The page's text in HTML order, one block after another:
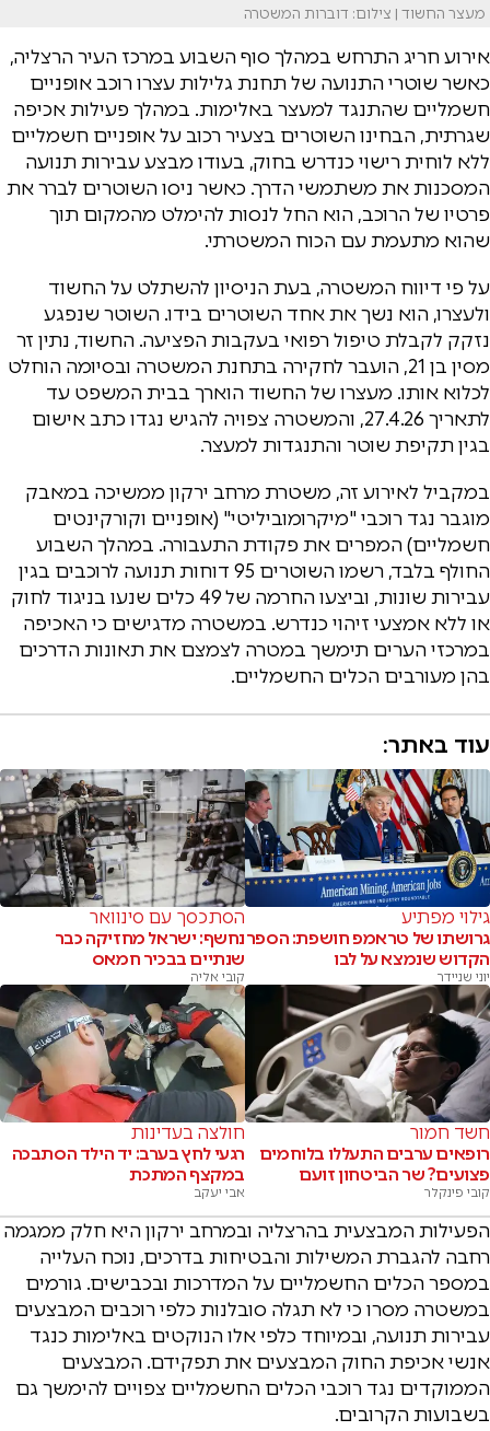
מעצר החשוד | צילום: דוברות המשטרה
אירוע חריג התרחש במהלך סוף השבוע במרכז העיר הרצליה,
כאשר שוטרי התנועה של תחנת גלילות עצרו רוכב אופניים
חשמליים שהתנגד למעצר באלימות. במהלך פעילות אכיפה
שגרתית, הבחינו השוטרים בצעיר רכוב על אופניים חשמליים
ללא לוחית רישוי כנדרש בחוק, בעודו מבצע עבירות תנועה
המסכנות את משתמשי הדרך. כאשר ניסו השוטרים לברר את
פרטיו של הרוכב, הוא החל לנסות להימלט מהמקום תוך
שהוא מתעמת עם הכוח המשטרתי.
על פי דיווח המשטרה, בעת הניסיון להשתלט על החשוד
ולעצרו, הוא נשך את אחד השוטרים בידו. השוטר שנפגע
נזקק לקבלת טיפול רפואי בעקבות הפציעה. החשוד, נתין זר
מסין בן 21, הועבר לחקירה בתחנת המשטרה ובסיומה הוחלט
לכלוא אותו. מעצרו של החשוד הוארך בבית המשפט עד
לתאריך 27.4.26, והמשטרה צפויה להגיש נגדו כתב אישום
בגין תקיפת שוטר והתנגדות למעצר.
במקביל לאירוע זה, משטרת מרחב ירקון ממשיכה במאבק
מוגבר נגד רוכבי "מיקרומוביליטי" (אופניים וקורקינטים
חשמליים) המפרים את פקודת התעבורה. במהלך השבוע
החולף בלבד, רשמו השוטרים 95 דוחות תנועה לרוכבים בגין
עבירות שונות, וביצעו החרמה של 49 כלים שנעו בניגוד לחוק
או ללא אמצעי זיהוי כנדרש. במשטרה מדגישים כי האכיפה
במרכזי הערים תימשך במטרה לצמצם את תאונות הדרכים
בהן מעורבים הכלים החשמליים.
עוד באתר:
גילוי מפתיע
גרושתו של טראמפ חושפת: הספר
הקדוש שנמצא על לבו
יוני שניידר
הסתכסך עם סינוואר
נחשף: ישראל מחזיקה כבר
שנתיים בבכיר חמאס
קובי אליה
חשד חמור
רופאים ערבים התעללו בלוחמים
פצועים? שר הביטחון זועם
קובי פינקלר
חולצה בעדינות
רגעי לחץ בערב: יד הילד הסתבכה
במקצף המתכת
אבי יעקב
הפעילות המבצעית בהרצליה ובמרחב ירקון היא חלק ממגמה
רחבה להגברת המשילות והבטיחות בדרכים, נוכח העלייה
במספר הכלים החשמליים על המדרכות ובכבישים. גורמים
במשטרה מסרו כי לא תגלה סובלנות כלפי רוכבים המבצעים
עבירות תנועה, ובמיוחד כלפי אלו הנוקטים באלימות כנגד
אנשי אכיפת החוק המבצעים את תפקידם. המבצעים
הממוקדים נגד רוכבי הכלים החשמליים צפויים להימשך גם
בשבועות הקרובים.